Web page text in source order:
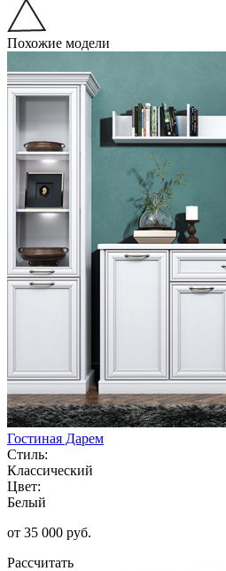
Похожие модели
Гостиная Дарем
Стиль:
Классический
Цвет:
Белый
от 35 000 руб.
Рассчитать